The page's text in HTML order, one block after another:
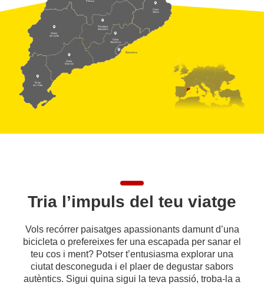
Tria l’impuls del teu viatge
Vols recórrer paisatges apassionants damunt d’una
bicicleta o prefereixes fer una escapada per sanar el
teu cos i ment? Potser t’entusiasma explorar una
ciutat desconeguda i el plaer de degustar sabors
autèntics. Sigui quina sigui la teva passió, troba-la a